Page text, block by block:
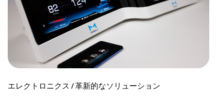
エレクトロニクス / 革新的なソリューション